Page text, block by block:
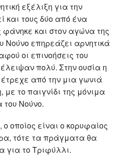
εξέλιξη για την
και τους δύο από ένα
φάνηκε και στον αγώνα της
Νούνο επηρεάζει αρνητικά
οι επινοήσεις του
πολύ. Στην ουσία η
από την μια γωνιά
το παιγνίδι της μόνιμα
Νούνο.
οποίος είναι ο κορυφαίος
τότε τα πράγματα θα
για το Τριφύλλι.